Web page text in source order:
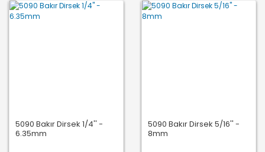
5090 Bakır Dirsek 1/4'' -
6.35mm
5090 Bakır Dirsek 5/16'' -
8mm